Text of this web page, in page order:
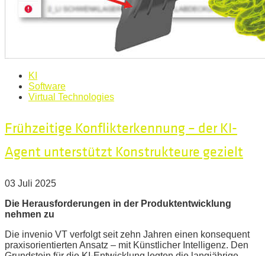
KI
Software
Virtual Technologies
Frühzeitige Konflikterkennung – der KI-
Agent unterstützt Konstrukteure gezielt
03 Juli 2025
Die Herausforderungen in der Produktentwicklung
nehmen zu
Die invenio VT verfolgt seit zehn Jahren einen konsequent
praxisorientierten Ansatz – mit Künstlicher Intelligenz. Den